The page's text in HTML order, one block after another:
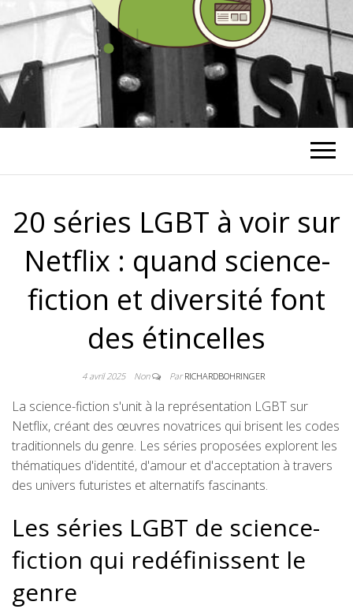
RICHARD
BOHRINGER
20 séries LGBT à voir sur
Netflix : quand science-
fiction et diversité font
des étincelles
4 avril 2025 Non ParRICHARDBOHRINGER
La science-fiction s'unit à la représentation LGBT sur
Netflix, créant des œuvres novatrices qui brisent les codes
traditionnels du genre. Les séries proposées explorent les
thématiques d'identité, d'amour et d'acceptation à travers
des univers futuristes et alternatifs fascinants.
Les séries LGBT de science-
fiction qui redéfinissent le
genre